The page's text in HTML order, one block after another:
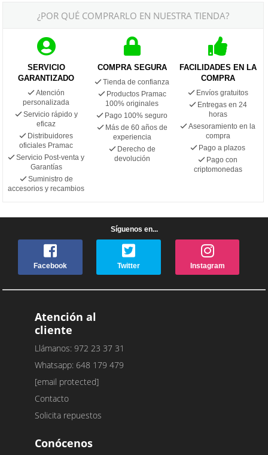
¿POR QUÉ COMPRARLO EN NUESTRA TIENDA?
SERVICIO
GARANTIZADO
Atención
personalizada
Servicio rápido y
eficaz
Distribuidores
oficiales Pramac
Servicio Post-venta y
Garantías
Suministro de
accesorios y recambios
COMPRA SEGURA
Tienda de confianza
Productos Pramac
100% originales
Pago 100% seguro
Más de 60 años de
experiencia
Derecho de
devolución
FACILIDADES EN LA
COMPRA
Envíos gratuitos
Entregas en 24
horas
Asesoramiento en la
compra
Pago a plazos
Pago con
criptomonedas
Síguenos en...
Facebook Twitter Instagram
Atención al
cliente
Llámanos: 972 23 37 31
Whatsapp: 648 179 479
[email protected]
Contacto
Solicita repuestos
Conócenos